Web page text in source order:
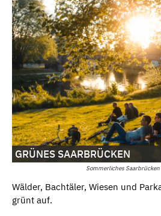
Sommerliches
GRÜNES SAARBRÜCKEN
Wälder, Bachtäler, Wiesen und
grünt auf.